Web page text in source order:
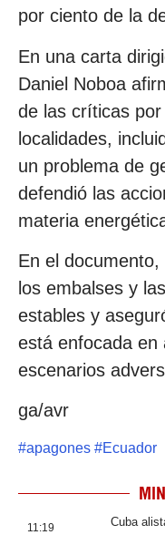
por ciento de la
En una carta
Daniel Noboa
de las críticas
localidades,
un problema de
defendió las
materia
En el
los embalses y
estables y
está enfocada en
escenarios
ga/avr
#apagones #Ecuador
11:19
Cuba